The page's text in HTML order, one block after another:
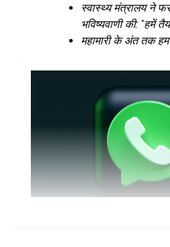
स्वास्थ्य मंत्रालय ने
भविष्यवाणी की: "हमें
महामारी के अंत तक